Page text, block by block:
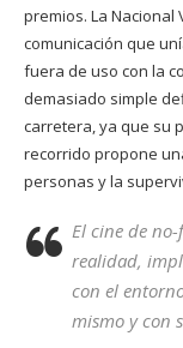
premios. La Nacional
comunicación que
fuera de uso con la
demasiado simple
carretera, ya que su
recorrido propone
personas y la
El cine de
realidad,
con el
mismo y con